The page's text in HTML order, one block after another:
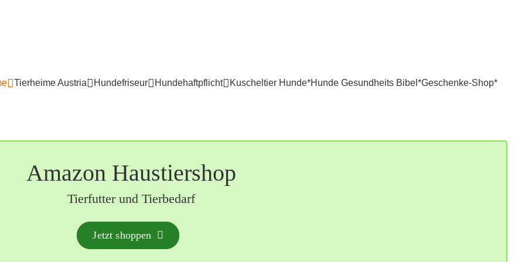
Tierheime Austria Hundefriseur Hundehaftpflicht Kuscheltier Hunde*Hunde Gesundheits Bibel*Geschenke-Shop*
Amazon Haustiershop
Tierfutter und Tierbedarf
Jetzt shoppen